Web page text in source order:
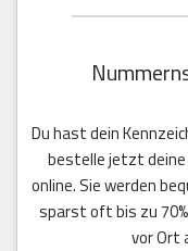
Du hast dein
bestelle jetzt
online. Sie werden
sparst oft bis zu
vor Ort